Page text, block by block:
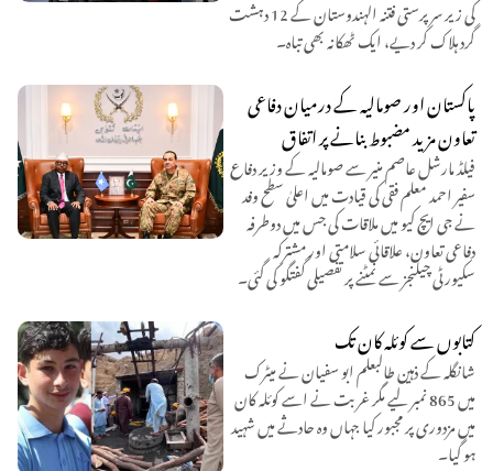
کی زیر سرپرستی فتنہ الہندوستان کے 12 دہشت
گرد ہلاک کر دیے، ایک ٹھکانہ بھی تباہ۔
پاکستان اور صومالیہ کے درمیان دفاعی
تعاون مزید مضبوط بنانے پر اتفاق
فیلڈ مارشل عاصم منیر سے صومالیہ کے وزیر دفاع
سفیر احمد معلم فقی کی قیادت میں اعلیٰ سطح وفد
نے جی ایچ کیو میں ملاقات کی جس میں دوطرفہ
دفاعی تعاون، علاقائی سلامتی اور مشترکہ
سکیورٹی چیلنجز سے نمٹنے پر تفصیلی گفتگو کی گئی۔
کتابوں سے کوئلہ کان تک
شانگلہ کے ذہین طالبعلم ابو سفیان نے میٹرک
میں 865 نمبر لیے مگر غربت نے اسے کوئلہ کان
میں مزدوری پر مجبور کیا جہاں وہ حادثے میں شہید
ہو گیا۔